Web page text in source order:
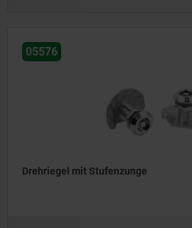
05576
Drehriegel mit Stufenzunge